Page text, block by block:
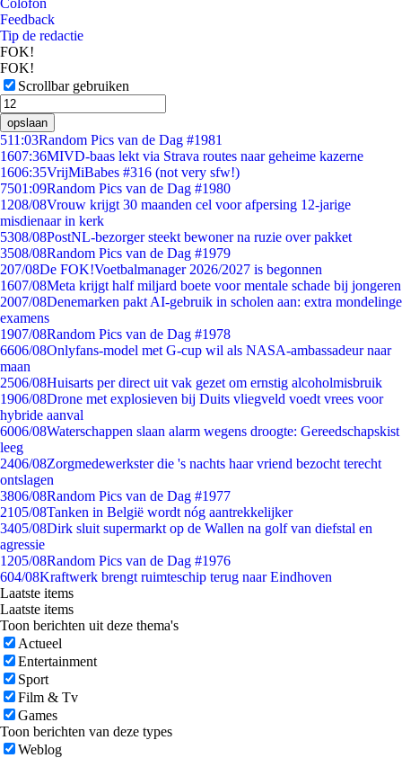
Colofon
Feedback
Tip de redactie
FOK!
FOK!
Scrollbar gebruiken
opslaan
511:03Random Pics van de Dag #1981
1607:36MIVD-baas lekt via Strava routes naar geheime kazerne
1606:35VrijMiBabes #316 (not very sfw!)
7501:09Random Pics van de Dag #1980
1208/08Vrouw krijgt 30 maanden cel voor afpersing 12-jarige
misdienaar in kerk
5308/08PostNL-bezorger steekt bewoner na ruzie over pakket
3508/08Random Pics van de Dag #1979
207/08De FOK!Voetbalmanager 2026/2027 is begonnen
1607/08Meta krijgt half miljard boete voor mentale schade bij jongeren
2007/08Denemarken pakt AI-gebruik in scholen aan: extra mondelinge
examens
1907/08Random Pics van de Dag #1978
6606/08Onlyfans-model met G-cup wil als NASA-ambassadeur naar
maan
2506/08Huisarts per direct uit vak gezet om ernstig alcoholmisbruik
1906/08Drone met explosieven bij Duits vliegveld voedt vrees voor
hybride aanval
6006/08Waterschappen slaan alarm wegens droogte: Gereedschapskist
leeg
2406/08Zorgmedewerkster die 's nachts haar vriend bezocht terecht
ontslagen
3806/08Random Pics van de Dag #1977
2105/08Tanken in België wordt nóg aantrekkelijker
3405/08Dirk sluit supermarkt op de Wallen na golf van diefstal en
agressie
1205/08Random Pics van de Dag #1976
604/08Kraftwerk brengt ruimteschip terug naar Eindhoven
Laatste items
Laatste items
Toon berichten uit deze thema's
Actueel
Entertainment
Sport
Film & Tv
Games
Toon berichten van deze types
Weblog